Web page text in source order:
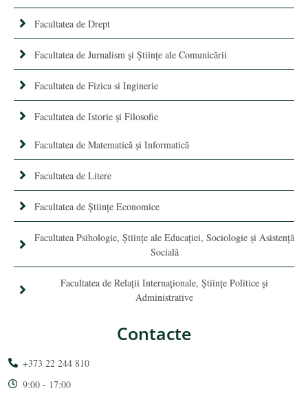
Facultatea de Drept
Facultatea de Jurnalism şi Ştiinţe ale Comunicării
Facultatea de Fizica si Inginerie
Facultatea de Istorie şi Filosofie
Facultatea de Matematică şi Informatică
Facultatea de Litere
Facultatea de Științe Economice
Facultatea Psihologie, Ştiinţe ale Educaţiei, Sociologie și Asistență
Socială
Facultatea de Relaţii Internaţionale, Ştiinţe Politice şi
Administrative
Contacte
+373 22 244 810
9:00 - 17:00